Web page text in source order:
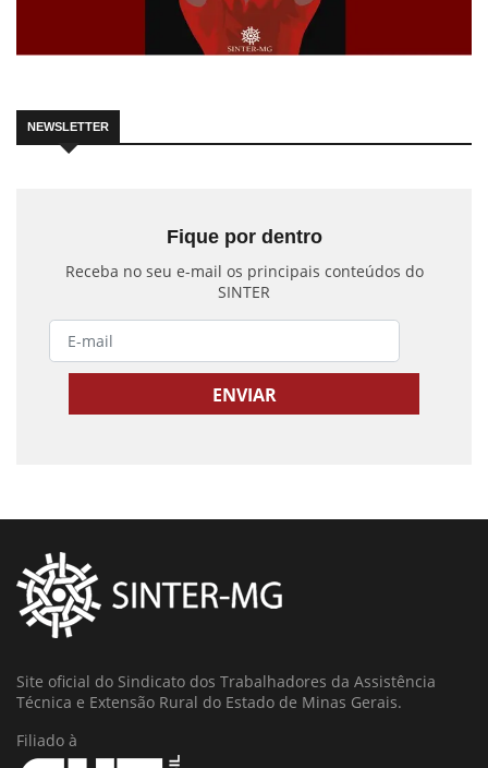
NEWSLETTER
Fique por dentro
Receba no seu e-mail os principais conteúdos do
SINTER
Site oficial do Sindicato dos Trabalhadores da Assistência
Técnica e Extensão Rural do Estado de Minas Gerais.
Filiado à